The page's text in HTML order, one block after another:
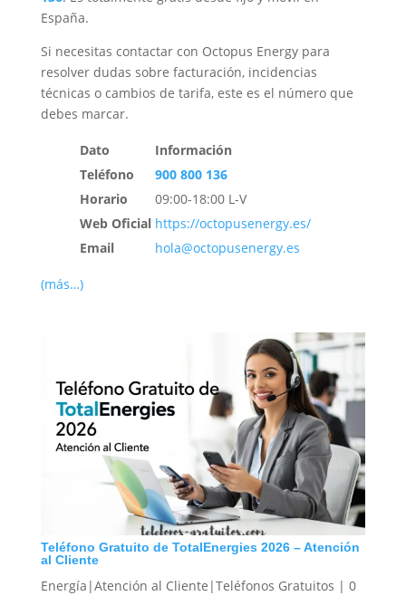
España.
Si necesitas contactar con Octopus Energy para
resolver dudas sobre facturación, incidencias
técnicas o cambios de tarifa, este es el número que
debes marcar.
Dato
Información
Teléfono
900 800 136
Horario
09:00-18:00 L-V
Web Oficial https://octopusenergy.es/
Email
hola@octopusenergy.es
(más…)
Teléfono Gratuito de TotalEnergies 2026 – Atención
al Cliente
Energía|Atención al Cliente|Teléfonos Gratuitos | 0